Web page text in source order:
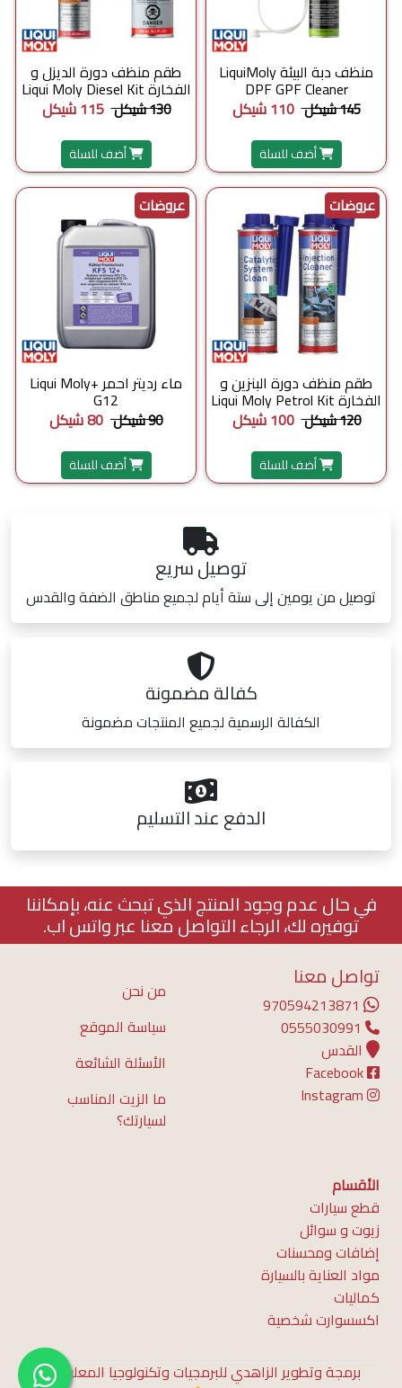
منظف دبة البيئة LiquiMoly
DPF GPF Cleaner
145 شيكل 110 شيكل
أضف للسلة
طقم منظف دورة الديزل و
الفخارة Liqui Moly Diesel Kit
130 شيكل 115 شيكل
أضف للسلة
طقم منظف دورة البنزين و
الفخارة Liqui Moly Petrol Kit
120 شيكل 100 شيكل
عروضات
أضف للسلة
ماء رديتر احمر +Liqui Moly
G12
90 شيكل 80 شيكل
عروضات
أضف للسلة
توصيل سريع
توصيل من يومين إلى ستة أيام لجميع مناطق الضفة والقدس
كفالة مضمونة
الكفالة الرسمية لجميع المنتجات مضمونة
الدفع عند التسليم
في حال عدم وجود المنتج الذي تبحث عنه، بإمكاننا
توفيره لك، الرجاء التواصل معنا عبر واتس اب.
تواصل معنا
0555030991
القدس
من نحن
سياسة الموقع
الأسئلة الشائعة
ما الزيت المناسب
لسيارتك؟
الأقسام
قطع سيارات
زيوت و سوائل
إضافات ومحسنات
مواد العناية بالسيارة
كماليات
اكسسوارت شخصية
برمجة وتطوير الزاهدي للبرمجيات وتكنولوجيا المعلومات